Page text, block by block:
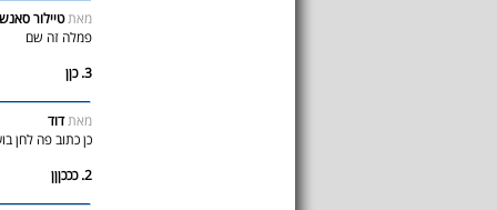
מאתטיילור
פמלה זה שם
3. כןן
מאתדוד
כן כתוב פה לחן
2. כככןןן